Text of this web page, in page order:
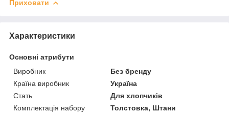
Приховати
Характеристики
Основні атрибути
Виробник
Без бренду
Країна виробник
Україна
Стать
Для хлопчиків
Комплектація набору
Толстовка, Штани